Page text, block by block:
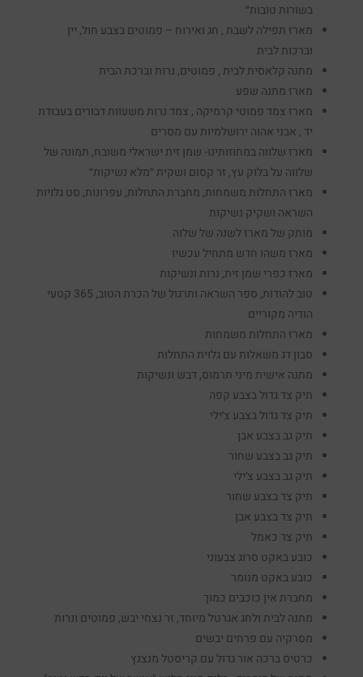
בשורות טובות״
מארז תפילה לשבת , חג ואירוח – פמוטים בצבע חול, יין
וברכות לבית
מתנה קלאסית לבית , פמוטים, נרות וברכת הבית
מארז מתנה שפע
מארז צמד פמוטי קרמיקה , צמד נרות משעוות דבורים בעבודת
יד , אבני אהוה ירושלמיות עם מסרים
מארז שלווה במחוזותינו- שמן זית ישראלי משובח, תמונה של
שלווה על בלוק עץ, זר קסום ושקית ״מלא נשיקות״
מארז התחלות משמחות, מחברת התחלות, עפרונות, סט גלויות
השראה ושקיק נשיקות
מותק של מארז לשנה של שלוה
מארז משהו חדש מתחיל עכשיו
מארז כפרי שמן זית, נרות ונשיקות
טוב להודות, ספר השראה ותרגול של הכרת הטוב, 365 קטעי
הודיה מקוריים
מארז התחלות משמחות
סבון דג משאלות עם גלוית התחלות
מתנה אישית מיני תרמוס, דבש ונשיקות
תיק צד גדול בצבע קפה
תיק צד גדול בצבע צ׳ילי
תיק גב בצבע אבן
תיק גב בצבע שחור
תיק גב בצבע צ׳ילי
תיק צד בצבע שחור
תיק צד בצבע אבן
תיק צד כאמל
כובע באקט סרוג צבעוני
כובע באקט מנומר
מחברת אין כוכבים כמוך
מתנה לבית ולחג אגרטל מיוחד, זר נצחי יבש, פמוטים ונרות
מסרקיה עם פרחים יבשים
כרטיס ברכה אור גדול עם קריסטל מנצנץ